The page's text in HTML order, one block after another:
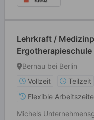
Lehrkraft /
Bernau bei Berlin
Vollzeit
Teilzeit
Flexible
Michels